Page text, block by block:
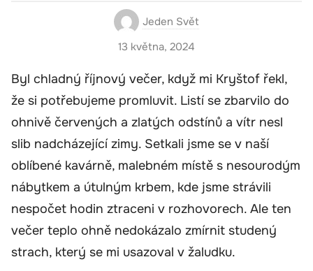
Jeden Svět
13 května, 2024
Byl chladný říjnový večer, když mi Kryštof řekl,
že si potřebujeme promluvit. Listí se zbarvilo do
ohnivě červených a zlatých odstínů a vítr nesl
slib nadcházející zimy. Setkali jsme se v naší
oblíbené kavárně, malebném místě s nesourodým
nábytkem a útulným krbem, kde jsme strávili
nespočet hodin ztraceni v rozhovorech. Ale ten
večer teplo ohně nedokázalo zmírnit studený
strach, který se mi usazoval v žaludku.